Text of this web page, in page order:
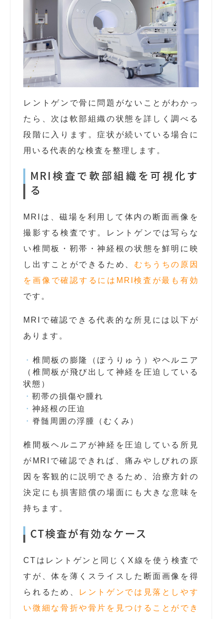
レントゲンで骨に問題がないことがわかっ
たら、次は軟部組織の状態を詳しく調べる
段階に入ります。症状が続いている場合に
用いる代表的な検査を整理します。
MRI検査で軟部組織を可視化す
る
MRIは、磁場を利用して体内の断面画像を
撮影する検査です。レントゲンでは写らな
い椎間板・靭帯・神経根の状態を鮮明に映
し出すことができるため、 むちうちの原因
を画像で確認するにはMRI検査が最も有効
です。
MRIで確認できる代表的な所見には以下が
あります。
椎間板の膨隆（ぼうりゅう）やヘルニア
（椎間板が飛び出して神経を圧迫している
状態）
靭帯の損傷や腫れ
神経根の圧迫
脊髄周囲の浮腫（むくみ）
椎間板ヘルニアが神経を圧迫している所見
がMRIで確認できれば、痛みやしびれの原
因を客観的に説明できるため、治療方針の
決定にも損害賠償の場面にも大きな意味を
持ちます。
CT検査が有効なケース
CTはレントゲンと同じくX線を使う検査で
すが、体を薄くスライスした断面画像を得
られるため、
レントゲンでは見落としやす
い微細な骨折や骨片を見つけることができ